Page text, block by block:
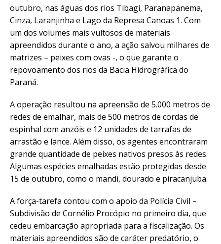
outubro, nas águas dos rios Tibagi, Paranapanema,
Cinza, Laranjinha e Lago da Represa Canoas 1. Com
um dos volumes mais vultosos de materiais
apreendidos durante o ano, a ação salvou milhares de
matrizes – peixes com ovas -, o que garante o
repovoamento dos rios da Bacia Hidrográfica do
Paraná.
A operação resultou na apreensão de 5.000 metros de
redes de emalhar, mais de 500 metros de cordas de
espinhal com anzóis e 12 unidades de tarrafas de
arrastão e lance. Além disso, os agentes encontraram
grande quantidade de peixes nativos presos às redes.
Algumas espécies emalhadas estão protegidas desde
15 de outubro, como o mandi, dourado e piracanjuba.
A força-tarefa contou com o apoio da Polícia Civil –
Subdivisão de Cornélio Procópio no primeiro dia, que
cedeu embarcação apropriada para a fiscalização. Os
materiais apreendidos são de caráter predatório, o